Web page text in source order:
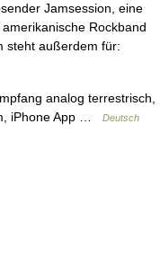
Jamsession, eine
Rockband
steht außerdem für:
analog terrestrisch,
iPhone App …
Deutsch